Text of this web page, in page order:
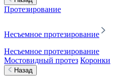
Протезирование
Несъемное протезирование
Несъемное протезирование
Мостовидный протез Коронки
Назад